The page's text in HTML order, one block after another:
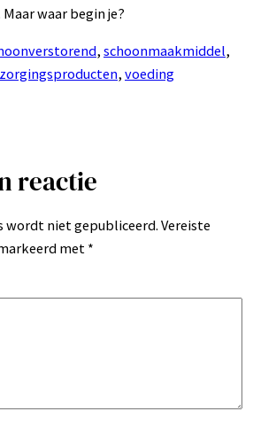
waar begin je?
, schoonmaakmiddel
, voeding
reactie
wordt niet gepubliceerd. Vereiste
met *